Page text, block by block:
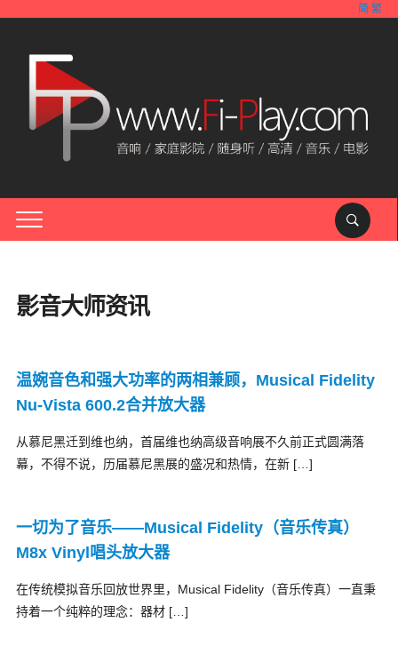
简 繁
影音大师资讯
温婉音色和强大功率的两相兼顾，Musical Fidelity
Nu-Vista 600.2合并放大器
从慕尼黑迁到维也纳，首届维也纳高级音响展不久前正式圆满落
幕，不得不说，历届慕尼黑展的盛况和热情，在新 […]
一切为了音乐——Musical Fidelity（音乐传真）
M8x Vinyl唱头放大器
在传统模拟音乐回放世界里，Musical Fidelity（音乐传真）一直秉
持着一个纯粹的理念：器材 […]